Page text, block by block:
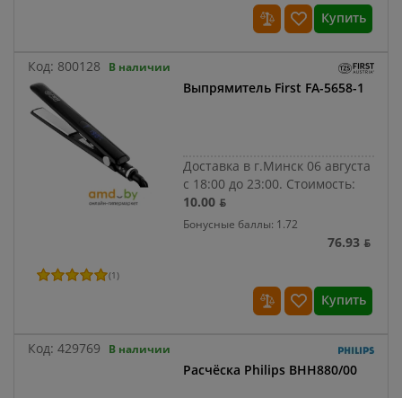
Купить
Код: 800128 В наличии
Выпрямитель First FA-5658-1
Доставка в г.Минск 06 августа
с 18:00 до 23:00. Стоимость:
10.00 ƃ
Бонусные баллы: 1.72
76.93 ƃ
(1)
Купить
Код: 429769 В наличии
Расчёска Philips BHH880/00